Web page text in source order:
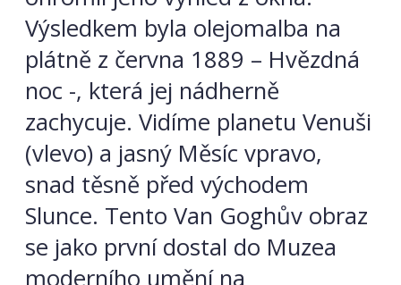
Výsledkem byla olejomalba na
plátně z června 1889 – Hvězdná
noc -, která jej nádherně
zachycuje. Vidíme planetu Venuši
(vlevo) a jasný Měsíc vpravo,
snad těsně před východem
Slunce. Tento Van Goghův obraz
se jako první dostal do Muzea
moderního umění na